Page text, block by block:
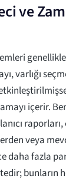
ve
varlığı
içerir.
veya
daha fazla
bunların